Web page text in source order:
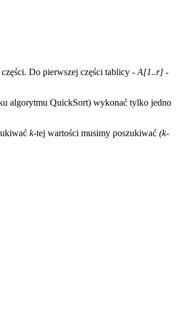
Do pierwszej części tablicy - A[1..r] -
algorytmu QuickSort) wykonać tylko jedno
k-tej wartości musimy poszukiwać (k-